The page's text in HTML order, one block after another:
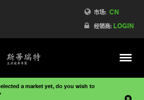
市场: CN
经销商: LOGIN
Meny
a market yet, do you wish to